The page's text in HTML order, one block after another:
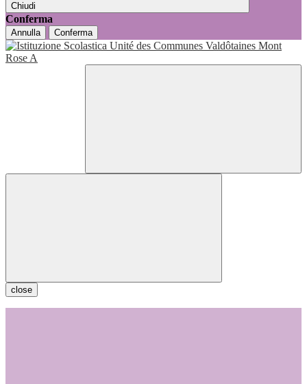
Chiudi
Conferma
Annulla Conferma
close